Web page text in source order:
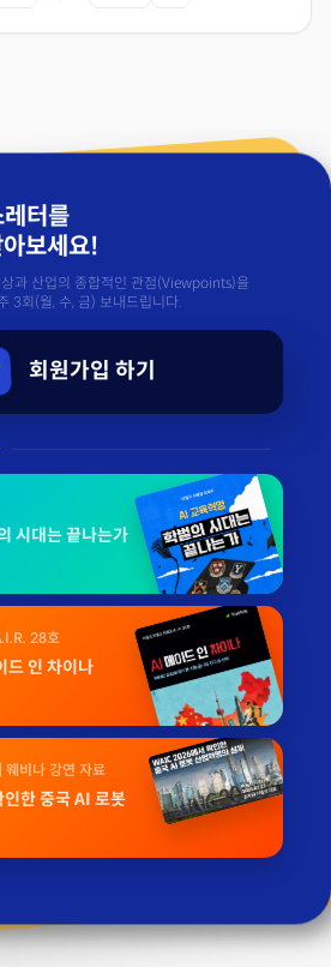
터를
보세요!
과 산업의 종합적인 관점(Viewpoints)을
3회(월, 수, 금) 보내드립니다.
회원가입 하기
시대는 끝나는가
28호
인 차이나
비나 강연 자료
한 중국 AI 로봇